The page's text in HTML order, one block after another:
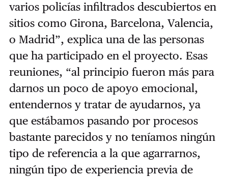
varios policías infiltrados descubiertos en
sitios como Girona, Barcelona, Valencia,
o Madrid”, explica una de las personas
que ha participado en el proyecto. Esas
reuniones, “al principio fueron más para
darnos un poco de apoyo emocional,
entendernos y tratar de ayudarnos, ya
que estábamos pasando por procesos
bastante parecidos y no teníamos ningún
tipo de referencia a la que agarrarnos,
ningún tipo de experiencia previa de